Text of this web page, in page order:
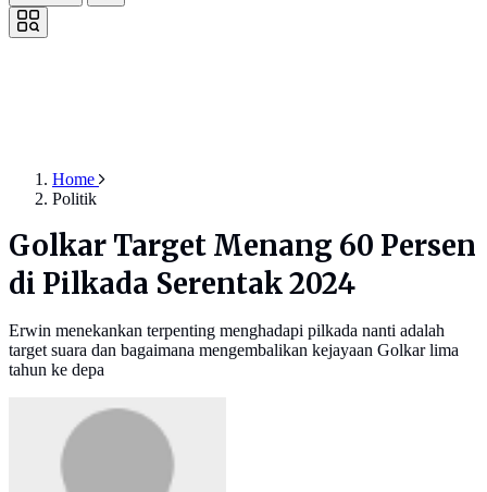
Home
Politik
Golkar Target Menang 60 Persen
di Pilkada Serentak 2024
Erwin menekankan terpenting menghadapi pilkada nanti adalah
target suara dan bagaimana mengembalikan kejayaan Golkar lima
tahun ke depa